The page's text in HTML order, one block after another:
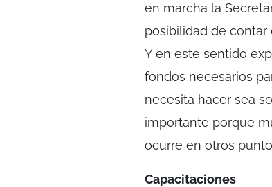
en marcha la
posibilidad de contar
Y en este sentido
fondos necesarios
necesita hacer sea
importante porque
ocurre en otros
Capacitaciones